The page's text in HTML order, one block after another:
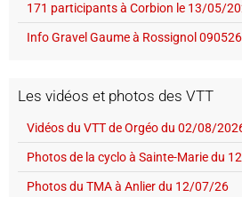
171 participants à Corbion le 13/05/
Info Gravel Gaume à Rossignol 090526
Les vidéos et photos des VTT
Vidéos du VTT de Orgéo du 02/08/
Photos de la cyclo à Sainte-Marie du
Photos du TMA à Anlier du 12/07/26